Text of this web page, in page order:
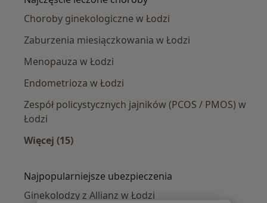
Choroby ginekologiczne w Łodzi
Zaburzenia miesiączkowania w Łodzi
Menopauza w Łodzi
Endometrioza w Łodzi
Zespół policystycznych jajników (PCOS / PMOS) w
Łodzi
Więcej (15)
Najpopularniejsze ubezpieczenia
Ginekolodzy z Allianz w Łodzi